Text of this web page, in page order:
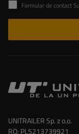
Formular de contact Sunt de acord cu prelucrarea
UNITRAILER Sp. z o.o.
RO: PL5213739921